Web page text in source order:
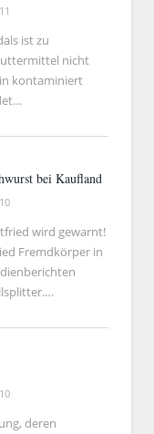
ist zu
nicht
kontaminiert
bei Kaufland
wird gewarnt!
Fremdkörper in
deren